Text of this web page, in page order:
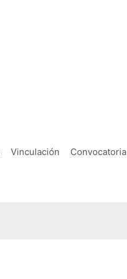
Vinculación Convocatoria